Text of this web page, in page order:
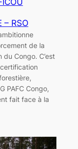
– RSO
de la
Congo. C’est
PAFC Congo,
fait face à la